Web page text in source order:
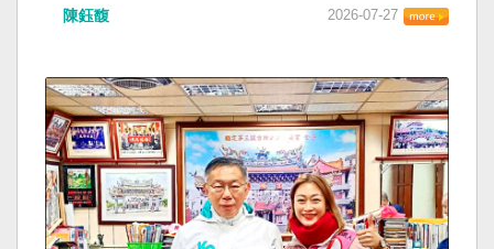
陳鈺馥 2026-07-27